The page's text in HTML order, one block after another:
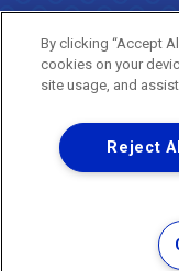
Termos
Política de
By clicking “Accept
cookies on your
site usage, and
Reject All